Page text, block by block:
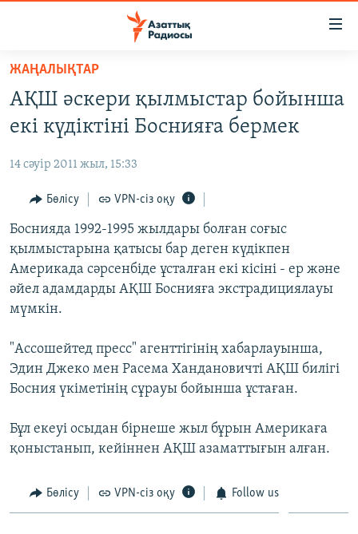
Skip
main
content
to
Navigation
Skip
to
Search
САЯСАТ
AZATTYQTV
ҚАҢТАР ОҚИҒАСЫ
АДАМ ҚҰҚЫҚТАРЫ
ӘЛЕУМЕТ
ӘЛЕМ
АРНАЙЫ ЖОБАЛАР
ЖАЗЫЛЫҢЫЗ
Басқа тілдерде
ЖАҢАЛЫҚТАР
АҚШ әскери қылмыстар бойынша
екі күдіктіні Боснияға бермек
14 сәуір 2011 жыл, 15:33
Бөлісу VPN-сіз оқу
Боснияда 1992-1995 жылдары болған соғыс
қылмыстарына қатысы бар деген күдікпен
Америкада сәрсенбіде ұсталған екі кісіні - ер және
әйел адамдарды АҚШ Боснияға экстрадициялауы
мүмкін.
"Ассошейтед пресс" агенттігінің хабарлауынша,
Эдин Джеко мен Расема Хандановичті АҚШ билігі
Босния үкіметінің сұрауы бойынша ұстаған.
Бұл екеуі осыдан бірнеше жыл бұрын Америкаға
қоныстанып, кейіннен АҚШ азаматтығын алған.
Бөлісу VPN-сіз оқу Follow us